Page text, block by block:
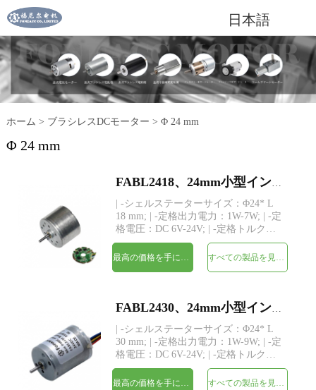
日本語
ホーム > ブラシレスDCモーター > Φ 24 mm
Φ 24 mm
| -シェルステーターサイズ：Φ24* L
18 mm; | -定格出力電力：1W-7W; | -定
格電圧：DC 6V-24V; | -定格トルク：
最大40 gf-cm; | -シャフト：Φ2mm、長
さカスタム; | -ドライバー：3つのホー
| -シェルステーターサイズ：Φ24* L
30 mm; | -定格出力電力：1W-9W; | -定
格電圧：DC 6V-24V; | -定格トルク：
最大75 gf-cm; | -シャフト：Φ2mm、長
さカスタム; | -ドライバー：3つのホー